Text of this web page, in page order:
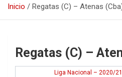
Inicio Regatas (C) – Atenas
Regatas (C) –
Liga Nacional – 2020/21